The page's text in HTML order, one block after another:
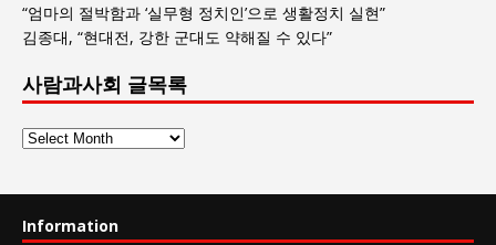
“엄마의 절박함과 ‘실무형 정치인’으로 생활정치 실현”
김종대, “현대전, 강한 군대도 약해질 수 있다”
사람과사회 글목록
사
회
Information